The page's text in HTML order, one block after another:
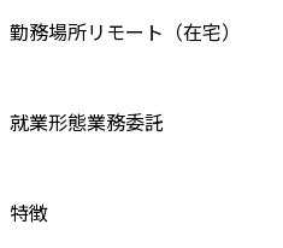
勤務場所リモート（在宅）
就業形態業務委託
特徴